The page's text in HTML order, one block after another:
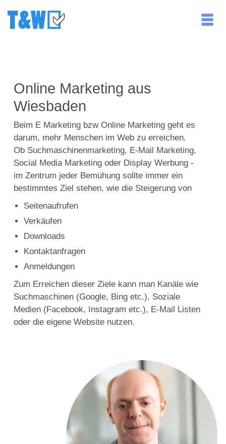
Online Marketing aus
Wiesbaden
Beim E Marketing bzw Online Marketing geht es
darum, mehr Menschen im Web zu erreichen.
Ob Suchmaschinenmarketing, E-Mail Marketing,
Social Media Marketing oder Display Werbung -
im Zentrum jeder Bemühung sollte immer ein
bestimmtes Ziel stehen, wie die Steigerung von
Seitenaufrufen
Verkäufen
Downloads
Kontaktanfragen
Anmeldungen
Zum Erreichen dieser Ziele kann man Kanäle wie
Suchmaschinen (Google, Bing etc.), Soziale
Medien (Facebook, Instagram etc.), E-Mail Listen
oder die eigene Website nutzen.